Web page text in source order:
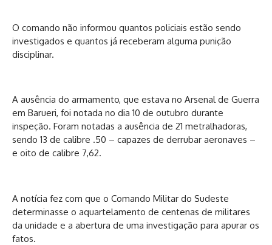
O comando não informou quantos policiais estão sendo
investigados e quantos já receberam alguma punição
disciplinar.
A ausência do armamento, que estava no Arsenal de Guerra
em Barueri, foi notada no dia 10 de outubro durante
inspeção. Foram notadas a ausência de 21 metralhadoras,
sendo 13 de calibre .50 – capazes de derrubar aeronaves –
e oito de calibre 7,62.
A notícia fez com que o Comando Militar do Sudeste
determinasse o aquartelamento de centenas de militares
da unidade e a abertura de uma investigação para apurar os
fatos.